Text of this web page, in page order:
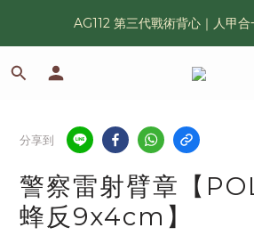
漢光42 傲骨紀念臂章｜滿
AG112 第三代戰術背心｜人甲合
鯊魚鰭圓邊帽｜高透氣、會呼
分享到
警察雷射臂章【
蜂反9x4cm】